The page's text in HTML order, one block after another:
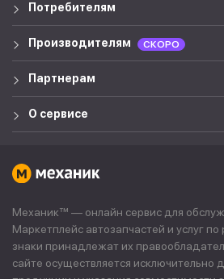
Потребителям
Производителям СКОРО
Партнерам
О сервисе
Механик™ — онлайн сервис для
Маркетплейс автозапчастей и услуг
знаки принадлежат их
сайте осуществляется исключительно